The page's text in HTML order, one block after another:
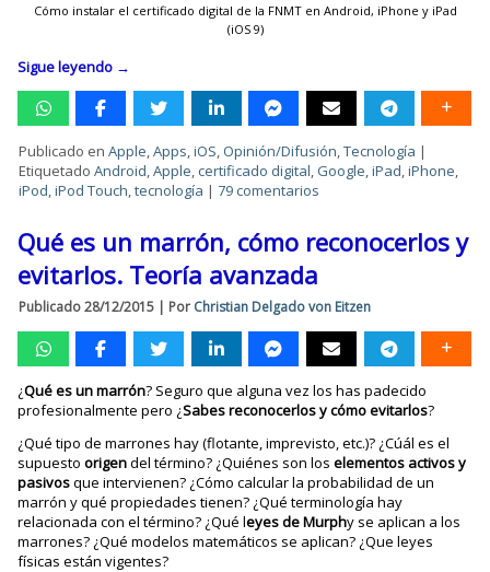
Cómo instalar el certificado digital de la FNMT en Android, iPhone y iPad
(iOS 9)
Sigue leyendo →
Publicado en Apple,Apps,iOS, Opinión/Difusión,Tecnología |
Etiquetado Android,Apple,certificado digital, Google,iPad,iPhone,
iPod,iPod Touch,tecnología |79 comentarios
Qué es un marrón, cómo reconocerlos y
evitarlos. Teoría avanzada
Publicado 28/12/2015 | Por Christian Delgado von Eitzen
¿Qué es un marrón? Seguro que alguna vez los has padecido
profesionalmente pero ¿Sabes reconocerlos y cómo evitarlos?
¿Qué tipo de marrones hay (flotante, imprevisto, etc.)? ¿Cúál es el
supuestoorigendel término? ¿Quiénes son loselementos activos y
pasivosque intervienen? ¿Cómo calcular la probabilidad de un
marrón y qué propiedades tienen? ¿Qué terminología hay
relacionada con el término? ¿Qué leyes de Murphy se aplican a los
marrones? ¿Qué modelos matemáticos se aplican? ¿Que leyes
físicas están vigentes?